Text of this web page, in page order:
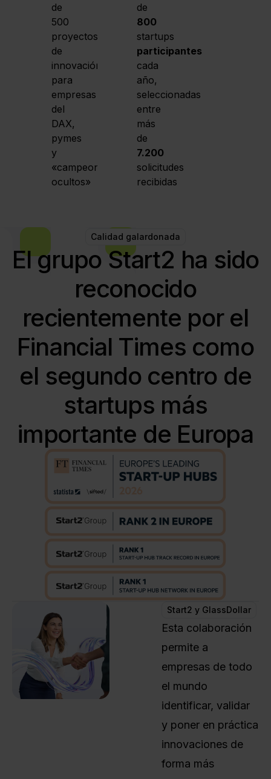
de
500
proyectos
de
innovación
para
empresas
del
DAX,
pymes
y
«campeones
ocultos»
de
800
startups
participantes
cada
año,
seleccionadas
entre
más
de
7.200
solicitudes
recibidas
Calidad galardonada
El grupo Start2 ha sido
reconocido
recientemente por el
Financial Times como
el segundo centro de
startups más
importante de Europa
Start2 y GlassDollar
Esta colaboración
permite a
empresas de todo
el mundo
identificar, validar
y poner en práctica
innovaciones de
forma más